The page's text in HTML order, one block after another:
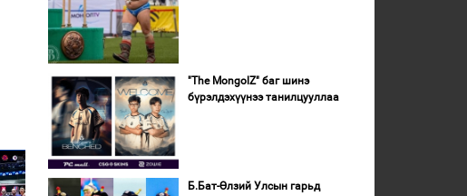
"The MongolZ" баг шинэ
бүрэлдэхүүнээ танилцууллаа
Б.Бат-Өлзий Улсын гарьд